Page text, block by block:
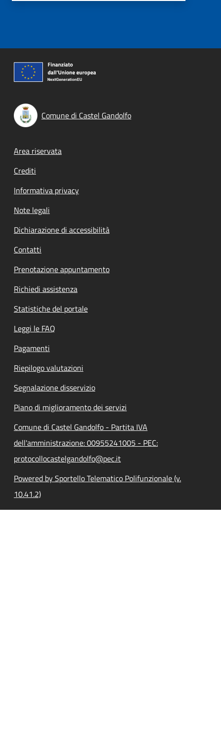
Comune di Castel Gandolfo
Footer menu
Area riservata
Crediti
Informativa privacy
Note legali
Dichiarazione di accessibilità
Contatti
Prenotazione appuntamento
Richiedi assistenza
Statistiche del portale
Leggi le FAQ
Pagamenti
Riepilogo valutazioni
Segnalazione disservizio
Piano di miglioramento dei servizi
Comune di Castel Gandolfo - Partita IVA
dell'amministrazione: 00955241005 - PEC:
protocollocastelgandolfo@pec.it
Powered by Sportello Telematico Polifunzionale (v.
10.41.2)